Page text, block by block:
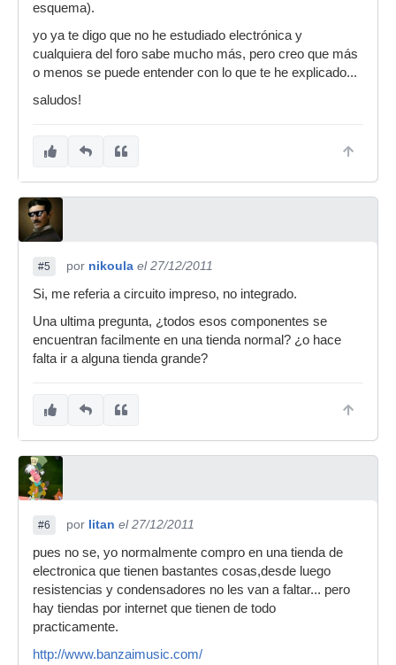
esquema).
yo ya te digo que no he estudiado electrónica y
cualquiera del foro sabe mucho más, pero creo que más
o menos se puede entender con lo que te he explicado...
saludos!
#5 por nikoula el 27/12/2011
Si, me referia a circuito impreso, no integrado.
Una ultima pregunta, ¿todos esos componentes se
encuentran facilmente en una tienda normal? ¿o hace
falta ir a alguna tienda grande?
#6 por litan el 27/12/2011
pues no se, yo normalmente compro en una tienda de
electronica que tienen bastantes cosas,desde luego
resistencias y condensadores no les van a faltar... pero
hay tiendas por internet que tienen de todo
practicamente.
http://www.banzaimusic.com/